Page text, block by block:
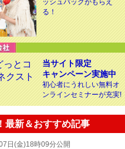
ッシュバックがもらえ
る！
当サイト限定
キャンペーン実施中
初心者にうれしい無料オ
ンラインセミナーが充実!
最新＆おすすめ記事
日(金)18時09分公開